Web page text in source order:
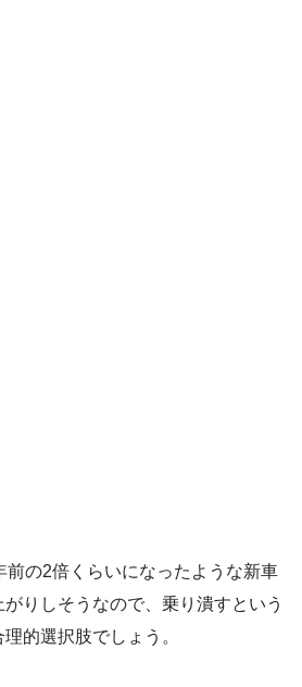
前の2倍くらいになったような新車
りしそうなので、乗り潰すという
的選択肢でしょう。